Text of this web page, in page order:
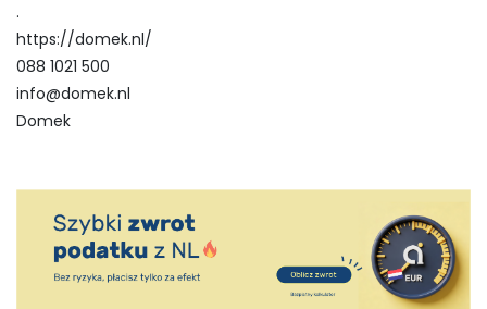
.
https://domek.nl/
088 1021 500
info@domek.nl
Domek